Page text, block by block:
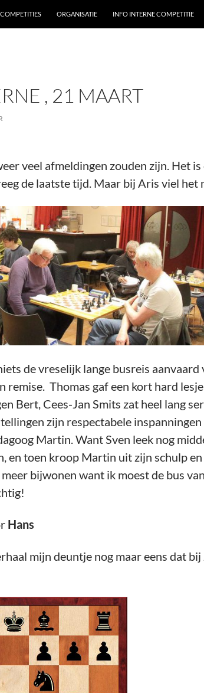
ORGANISATIE INFO INTERNE COMPETITIE
, 21 MAART
veel afmeldingen zouden zijn. Het
de laatste tijd. Maar bij Aris viel het
de vreselijk lange busreis
remise. Thomas gaf een kort hard
Bert, Cees-Jan Smits zat heel lang
zijn respectabele
Martin. Want Sven leek nog
en toen kroop Martin uit zijn schulp
bijwonen want ik moest de bus
Hans
mijn deuntje nog maar eens dat